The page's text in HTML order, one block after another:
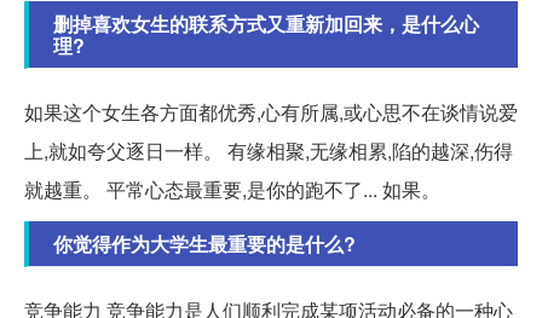
删掉喜欢女生的联系方式又重新加回来，是什么心
理?
如果这个女生各方面都优秀,心有所属,或心思不在谈情说爱
上,就如夸父逐日一样。 有缘相聚,无缘相累,陷的越深,伤得
就越重。 平常心态最重要,是你的跑不了... 如果。
你觉得作为大学生最重要的是什么?
竞争能力 竞争能力是人们顺利完成某项活动必备的一种心